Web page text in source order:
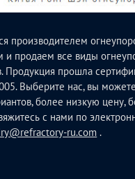
производителем
и продаем все виды
Продукция прошла
Выберите нас, вы
более низкую цену,
с нами по
ru.com .